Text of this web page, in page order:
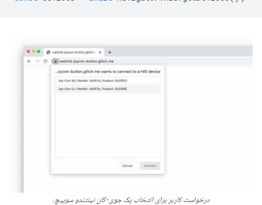
درخواست کاربر برای انتخاب یک جوی-کان نینتندو سوییچ.